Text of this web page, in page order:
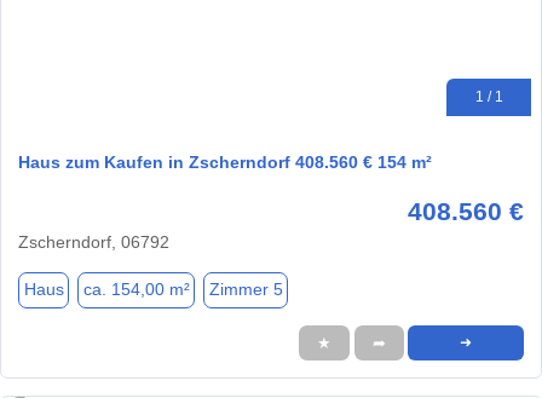
1 / 1
Haus zum Kaufen in Zscherndorf 408.560 € 154 m²
408.560 €
Zscherndorf, 06792
Haus ca. 154,00 m² Zimmer 5
★ ➦ ➜